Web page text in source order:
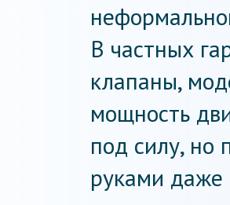
В частных
клапаны,
мощность
под силу, но
руками даже